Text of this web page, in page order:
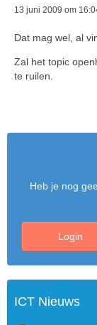
13 juni 2009 om
Dat mag wel, al
Zal het topic
te ruilen.
Heb je nog
Login
ICT Nieuws